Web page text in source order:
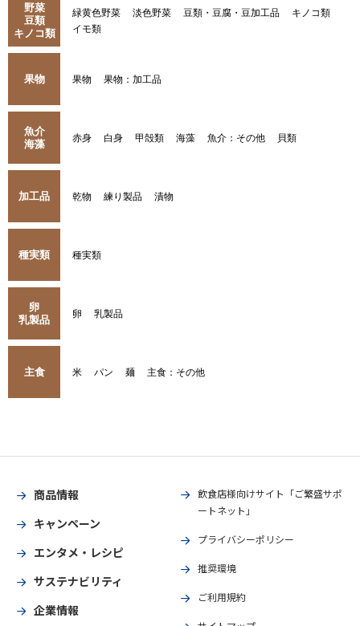
野菜
豆類
キノコ類
緑黄色野菜 淡色野菜 豆類・豆腐・豆加工品
キノコ類
イモ類
果物 果物 果物：加工品
魚介
海藻
赤身 白身 甲殻類 海藻 魚介：その他 貝類
加工品 乾物 練り製品 漬物
種実類 種実類
卵
乳製品
卵 乳製品
主食 米 パン 麺 主食：その他
商品情報
キャンペーン
エンタメ・レシピ
サステナビリティ
企業情報
飲食店様向けサイト「ご繁盛サポ
ートネット」
プライバシーポリシー
推奨環境
ご利用規約